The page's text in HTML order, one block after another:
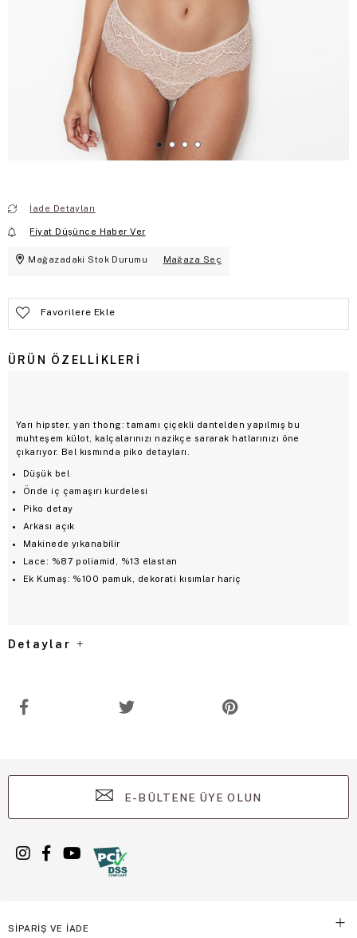
İade Detayları
Fiyat Düşünce Haber Ver
Mağazadaki Stok Durumu Mağaza Seç
Favorilere Ekle
ÜRÜN ÖZELLIKLERI
Yarı hipster, yarı thong: tamamı çiçekli dantelden yapılmış bu
muhteşem külot, kalçalarınızı nazikçe sararak hatlarınızı öne
çıkarıyor. Bel kısmında piko detayları.
Düşük bel
Önde iç çamaşırı kurdelesi
Piko detay
Arkası açık
Makinede yıkanabilir
Lace: %87 poliamid, %13 elastan
Ek Kumaş: %100 pamuk, dekorati kısımlar hariç
Detaylar
E-BÜLTENE ÜYE OLUN
SİPARİŞ VE İADE